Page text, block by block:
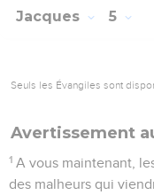
Jacques 5
Seuls les Évangiles sont
Avertissement
1 A vous maintenant,
des malheurs qui